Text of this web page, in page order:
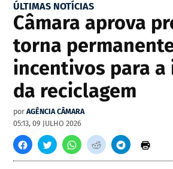
ÚLTIMAS NOTÍCIAS
Câmara aprova
torna
incentivos para
da reciclagem
por AGÊNCIA CÂMARA
05:13, 09 JULHO 2026